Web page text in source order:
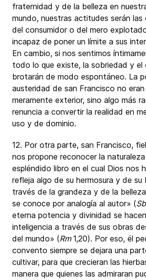
fraternidad y de la belleza en
mundo, nuestras actitudes serán las
del consumidor o del mero
incapaz de poner un límite a sus
En cambio, si nos sentimos
todo lo que existe, la sobriedad y el
brotarán de modo espontáneo. La
austeridad de san Francisco no
meramente exterior, sino algo más
renuncia a convertir la realidad en
uso y de dominio.
12. Por otra parte, san Francisco,
nos propone reconocer la
espléndido libro en el cual Dios nos
refleja algo de su hermosura y de su
través de la grandeza y de la
se conoce por analogía al autor» (Sb
eterna potencia y divinidad se
inteligencia a través de sus obras
del mundo» (Rm1,20). Por eso, él
convento siempre se dejara una
cultivar, para que crecieran las
manera que quienes las admiraran